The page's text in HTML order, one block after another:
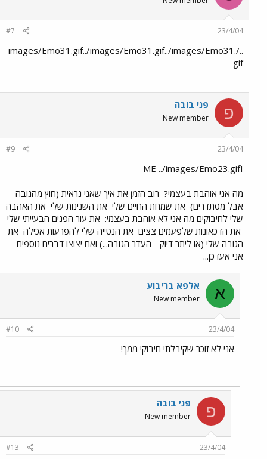
23/4/04
#7
../images/Emo31.gif../images/Emo31.gif../images/Emo31.
gif
פ פני בובה
New member
23/4/04
#9
ME ../images/Emo23.gifI
מה אני אוהבת בעצמי? רוב הזמן את איך שאני נראית (חוץ מהגובה
אבל מסתדרים) את שמחת החיים שלי את השנינות שלי את האהבה
שלי לחיבוקים מה אני לא אוהבת בעצמי: את עור הפנים הבעייתי שלי
את הדכאונות שלפעמים צצים את הנטייה שלי להפרעות אכילה את
הגובה שלי (או ליתר דיוק - העדר הגובה...) ואם יצוצו דברים נוספים
אני אעדכן...
א אלפא בריבוע
New member
23/4/04
#10
אני לא זוכר שקיבלתי חיבוקי ממך!
פ פני בובה
New member
23/4/04
#13